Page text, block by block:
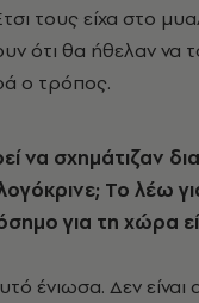
τους είχα στο
ότι θα ήθελαν να
ο τρόπος.
να σχημάτιζαν
Το λέω
για τη χώρα
ένιωσα. Δεν είναι